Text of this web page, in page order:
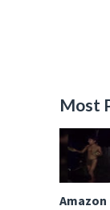
Most
Amazon